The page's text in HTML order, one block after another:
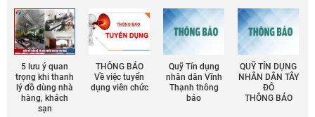
5 lưu ý quan
trọng khi thanh
lý đồ dùng nhà
hàng, khách
sạn
THÔNG BÁO
Về việc tuyển
dụng viên chức
Quỹ Tín dụng
nhân dân Vĩnh
Thạnh thông
báo
QUỸ TÍN DỤNG
NHÂN DÂN TÂY
ĐÔ
THÔNG BÁO